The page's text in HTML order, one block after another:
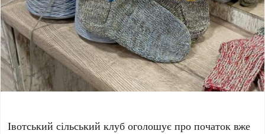
Івотський сільський клуб оголошує про початок вже